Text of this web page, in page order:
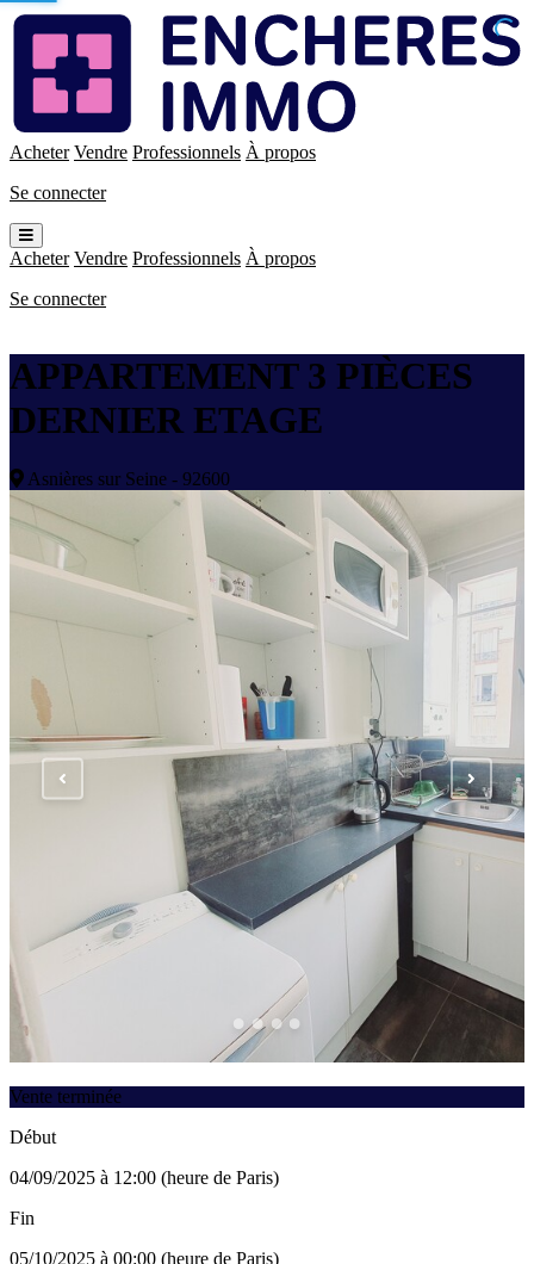
Enchères
Immo
Acheter Vendre Professionnels À propos
Se connecter
Ouvrir
le
menu
Acheter Vendre Professionnels À propos
Se connecter
APPARTEMENT 3 PIÈCES
DERNIER ETAGE
Asnières sur Seine - 92600
Vente terminée
Début
04/09/2025 à 12:00 (heure de Paris)
Fin
05/10/2025 à 00:00 (heure de Paris)